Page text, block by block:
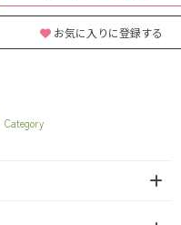
お気に入りに登録する
Category